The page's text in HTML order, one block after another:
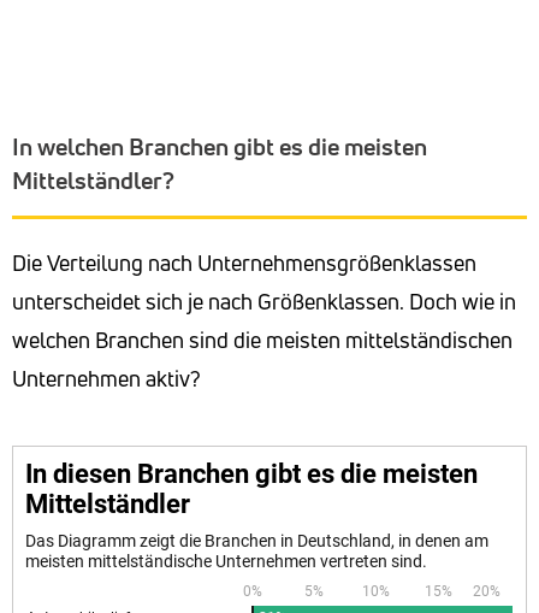
In welchen Branchen gibt es die meisten
Mittelständler?
Die Verteilung nach Unternehmensgrößenklassen
unterscheidet sich je nach Größenklassen. Doch wie in
welchen Branchen sind die meisten mittelständischen
Unternehmen aktiv?